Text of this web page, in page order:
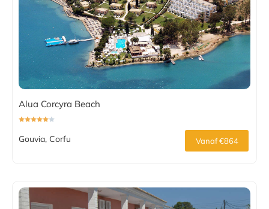
Alua Corcyra Beach
Gouvia, Corfu Vanaf €864